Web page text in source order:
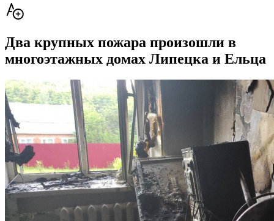
Два крупных пожара произошли в
многоэтажных домах Липецка и Ельца